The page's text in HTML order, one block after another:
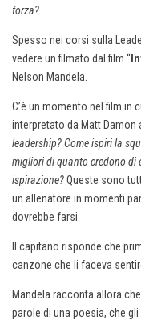
forza?
Spesso nei corsi sulla
vedere un filmato dal film “
Nelson Mandela.
C’è un momento nel film in
interpretato da Matt Damon
leadership? Come ispiri la
migliori di quanto credono di
ispirazione?Queste sono
un allenatore in momenti
dovrebbe farsi.
Il capitano risponde che
canzone che li faceva
Mandela racconta allora
parole di una poesia, che